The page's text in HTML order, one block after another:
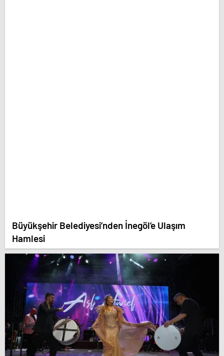
Büyükşehir Belediyesi’nden İnegöl’e Ulaşım
Hamlesi